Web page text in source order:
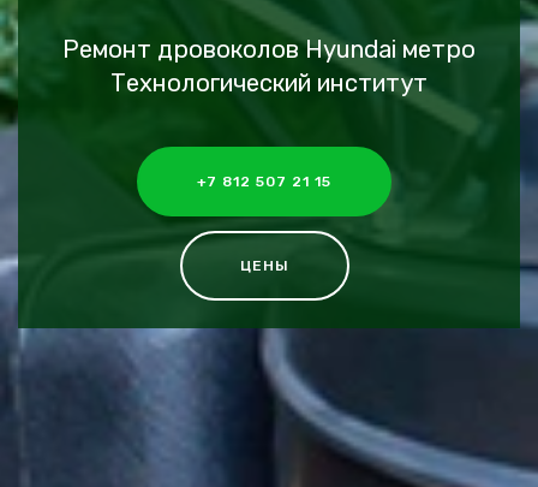
Ремонт дровоколов Hyundai метро
Технологический институт
+7 812 507 21 15
ЦЕНЫ